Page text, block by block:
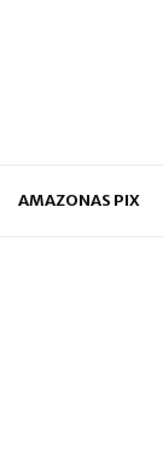
AMAZONAS PIX